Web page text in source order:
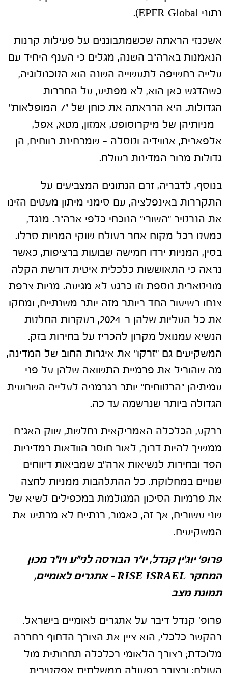
נתוני EPFR Global).
אשכנזי הראתה שכשמתבוננים על פעילות קרנות
הנאמנות בארה"ב השנה, מגלים כי הענף היחיד עם
עלייה בחשיפה לתעשייה השנה הוא הטכנולוגיה,
כשהדגש כאן הוא, לא מפתיע, על החברות
הגדולות. היא הרראתה את כוחן של "7 המופלאות"
– מניותיהן של מיקרוסופט, אמזון, מטא, אפל,
אלפאבית, אנווידיה וטסלה – שמבחינת רווחים, הן
גדולות מרוב המדינות בעולם.
בנוסף, לדבריה, זרם הנתונים המצביעים על
התקררות באינפלציה, עם סימני מיתון מעטים הזינו
את הנרטיב "השורי" הנוכחי כלפי ארה"ב. מנגד,
כמעט בכל מקום אחר בעולם שוקי המניות סבלו.
בסין, המניות ירדו חמישה שבועות ברציפות, כאשר
נראה כי התאוששות כלכלית איטית דורשת הקלה
מוניטארית נוספת וזו כרגע לא מגיעה. מניות צרפת
צנחו בשיעור החד ביותר מזה יותר משנתיים, ומחקו
את כל העליות שלהן ב-2024, בעקבות החלטת
הנשיא עמנואל מקרון להכריז על בחירות בזק.
המשקיעים גם "זרקו" את איגרות החוב של המדינה,
מה שהוביל את פרמיית התשואה שלהן על פני
עמיתיהן "הבטוחים" יותר בגרמניה לעלייה השבועית
הגדולה ביותר שנרשמה עד כה.
ברקע, הכלכלה האמריקאית נחלשת, שוק האג"ח
ממשיך להיות דרוך, לאור חוסר הוודאות במדיניות
הפד ובחירות לנשיאות ארה"ב שמביאות דיווחים
שנויים במחלוקת. כל ההתלהבות ממניות לחצה
את פרמיות הסיכון המגולמות במכפילים לשיא של
שני עשורים, אך זה, כאמור, בנתיים לא מרתיע את
המשקיעים.
פרופ' יוג'ין קנדל, יו"ר הבורסה לני"ע ויו"ר מכון
המחקר RISE ISRAEL– אתגרים לאומיים,
תמונת מצב
פרופ' קנדל דיבר על אתגרים לאומיים בישראל.
בהקשר כלכלי, הוא ציין את הצורך הדחוף בחברה
מלוכדת; בצורך הלאומי בכלכלה תחרותית מול